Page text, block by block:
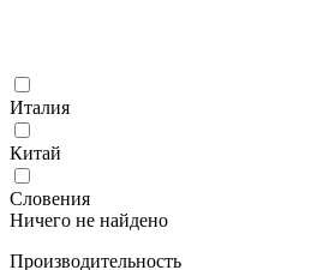
Италия
Китай
Словения
Ничего не найдено
Производительность